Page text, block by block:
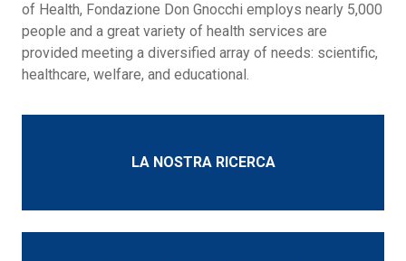
of Health, Fondazione Don Gnocchi employs nearly 5,000
people and a great variety of health services are
provided meeting a diversified array of needs: scientific,
healthcare, welfare, and educational.
LA NOSTRA RICERCA